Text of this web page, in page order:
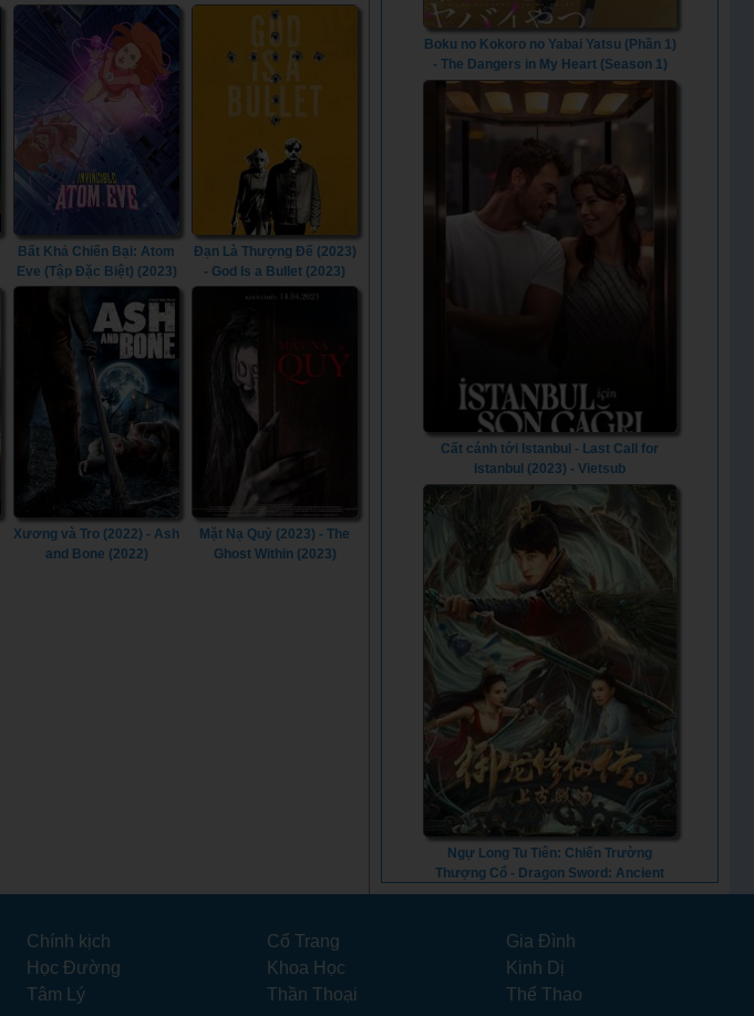
Bất Khả Chiến Bại: Atom
Eve (Tập Đặc Biệt) (2023)
(2023)
Đạn Là Thượng Đế (2023)
- God Is a Bullet (2023)
Xương và Tro (2022) - Ash
and Bone (2022)
Mặt Nạ Quỷ (2023) - The
Ghost Within (2023)
Boku no Kokoro no Yabai Yatsu (Phần 1)
- The Dangers in My Heart (Season 1)
(2023) - Vietsub
Cất cánh tới Istanbul - Last Call for
Istanbul (2023) - Vietsub
Ngự Long Tu Tiên: Chiến Trường
Thượng Cổ - Dragon Sword: Ancient
Battlefield (2023) - Vietsub
Chính kịch Cổ Trang
Gia Đình
Học Đường Khoa Học
Kinh Dị
Tâm Lý Thần Thoại
Thể Thao